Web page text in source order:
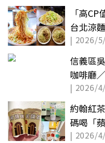
「高
台北涼
便宜
| 2026/
信義區
咖啡廳
| 2026/
約翰紅
碼喝「
惠包
| 2026/